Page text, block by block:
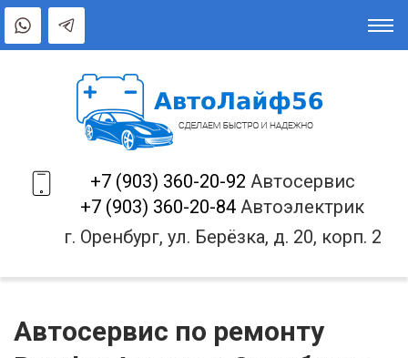
+7 (903) 360-20-92 Автосервис
+7 (903) 360-20-84 Автоэлектрик
г. Оренбург, ул. Берёзка, д. 20, корп. 2
Автосервис по ремонту